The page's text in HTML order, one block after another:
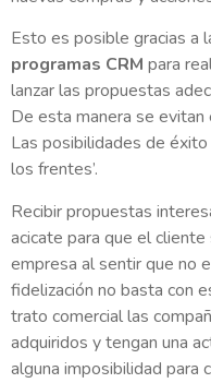
Esto es posible gracias a
programas CRM para
lanzar las propuestas
De esta manera se
Las posibilidades de
los frentes’.
Recibir propuestas
acicate para que el
empresa al sentir que no
fidelización no basta con
trato comercial las
adquiridos y tengan una
alguna imposibilidad para